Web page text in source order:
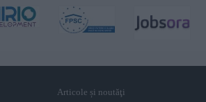
Articole și noutăţi